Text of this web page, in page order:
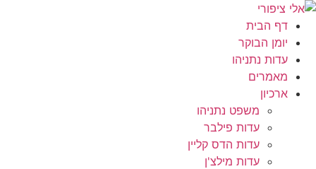
דלג
לתוכן דף הבית
יומן הבוקר
עדות נתניהו
מאמרים
ארכיון
משפט נתניהו
עדות פילבר
עדות הדס קליין
עדות מילצ'ן